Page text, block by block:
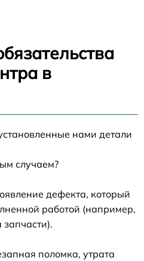
в
нами детали
случаем?
дефекта, который
работой (например,
поломка, утрата